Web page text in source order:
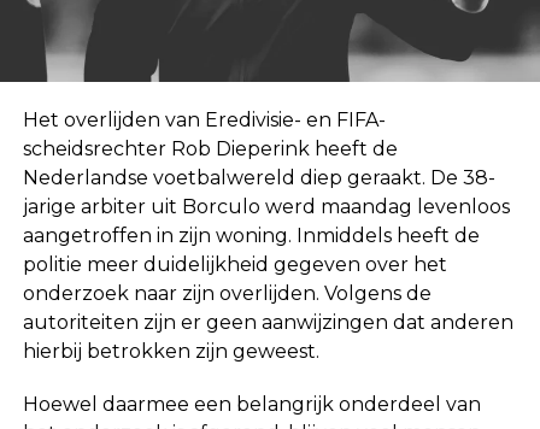
Het overlijden van Eredivisie- en FIFA-
scheidsrechter Rob Dieperink heeft de
Nederlandse voetbalwereld diep geraakt. De 38-
jarige arbiter uit Borculo werd maandag levenloos
aangetroffen in zijn woning. Inmiddels heeft de
politie meer duidelijkheid gegeven over het
onderzoek naar zijn overlijden. Volgens de
autoriteiten zijn er geen aanwijzingen dat anderen
hierbij betrokken zijn geweest.
Hoewel daarmee een belangrijk onderdeel van